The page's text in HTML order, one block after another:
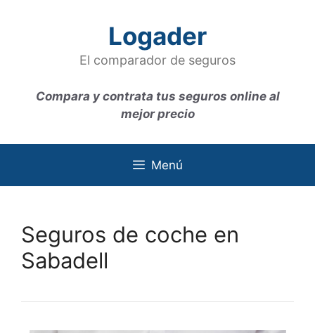
Logader
El comparador de seguros
Compara y contrata tus seguros online al
mejor precio
Menú
Seguros de coche en
Sabadell